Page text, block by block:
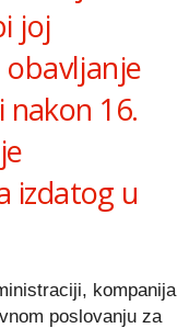
joj
16.
izdatog u
kompanija
poslovanju za